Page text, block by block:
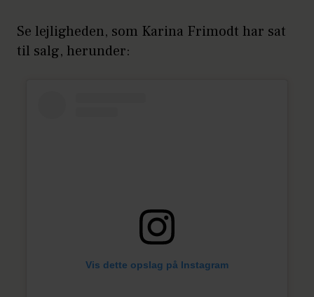
Se lejligheden, som Karina Frimodt har sat
til salg, herunder:
Vis dette opslag på Instagram